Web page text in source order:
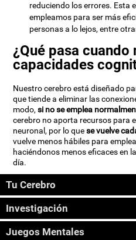
reduciendo los errores. Esta
empleamos para ser más
personas a lo lejos, entre
¿Qué pasa
capacidades
Nuestro cerebro está diseñado
que tiende a eliminar las
modo,si no se emplea
cerebro no aporta recursos para
neuronal, por lo quese vuelve
vuelve menos hábiles para
haciéndonos menos eficaces en
día.
Tu Cerebro
Investigación
Juegos Mentales